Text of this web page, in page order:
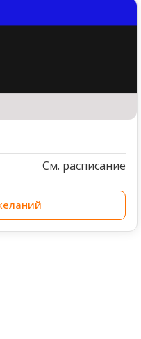
См. расписание